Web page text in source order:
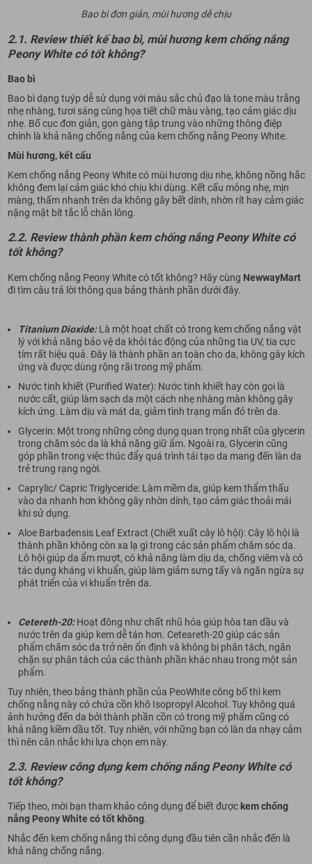
Bao bì đơn giản, mùi hương dễ chịu
2.1. Review thiết kế bao bì, mùi hương kem chống nắng
Peony White có tốt không?
Bao bì
Bao bì dạng tuýp dễ sử dụng với màu sắc chủ đạo là tone màu trắng
nhẹ nhàng, tươi sáng cùng họa tiết chữ màu vàng, tạo cảm giác dịu
nhẹ. Bố cục đơn giản, gọn gàng tập trung vào những thông điệp
chính là khả năng chống nắng của kem chống nắng Peony White.
Mùi hương, kết cấu
Kem chống nắng Peony White có mùi hương dịu nhẹ, không nồng hắc
không đem lại cảm giác khó chịu khi dùng. Kết cấu mỏng nhẹ, mịn
màng, thấm nhanh trên da không gây bết dính, nhờn rít hay cảm giác
nặng mặt bít tắc lỗ chân lông.
2.2. Review thành phần kem chống nắng Peony White có
tốt không?
Kem chống nắng Peony White có tốt không? Hãy cùng NewwayMart
đi tìm câu trả lời thông qua bảng thành phần dưới đây.
Titanium Dioxide:Là một hoạt chất có trong kem chống nắng vật
lý với khả năng bảo vệ da khỏi tác động của những tia UV, tia cực
tím rất hiệu quả. Đây là thành phần an toàn cho da, không gây kích
ứng và được dùng rộng rãi trong mỹ phẩm.
Nước tinh khiết (Purified Water): Nước tinh khiết hay còn gọi là
nước cất, giúp làm sạch da một cách nhẹ nhàng màn không gây
kích ứng. Làm dịu và mát da, giảm tình trạng mẩn đỏ trên da.
Glycerin: Một trong những công dụng quan trọng nhất của glycerin
trong chăm sóc da là khả năng giữ ẩm. Ngoài ra, Glycerin cũng
góp phần trong việc thúc đẩy quá trình tái tạo da mang đến làn da
trẻ trung rạng ngời.
Caprylic/ Capric Triglyceride: Làm mềm da, giúp kem thẩm thấu
vào da nhanh hơn không gây nhờn dính, tạo cảm giác thoải mái
khi sử dụng.
Aloe Barbadensis Leaf Extract (Chiết xuất cây lô hội): Cây lô hội là
thành phần không còn xa lạ gì trong các sản phẩm chăm sóc da.
Lô hội giúp da ẩm mượt, có khả năng làm dịu da, chống viêmvà có
tác dụng kháng vi khuẩn, giúp làm giảm sưng tấy và ngăn ngừa sự
phát triển của vi khuẩn trên da.
Cetereth-20: Hoạt đông như chất nhũ hóa giúp hòa tan dầu và
nước trên da giúp kem dễ tán hơn. Ceteareth-20 giúp các sản
phẩm chăm sóc da trở nên ổn định và không bị phân tách, ngăn
chặn sự phân tách của các thành phần khác nhau trong một sản
phẩm.
Tuy nhiên, theo bảng thành phần của PeoWhite công bố thì kem
chống nắng này có chứa cồn khô Isopropyl Alcohol. Tuy không quá
ảnh hưởng đến da bởi thành phần cồn có trong mỹ phẩm cũng có
khả năng kiềm dầu tốt. Tuy nhiên, với những bạn có làn da nhạy cảm
thì nên cân nhắc khi lựa chọn em này.
2.3. Review công dụng kem chống nắng Peony White có
tốt không?
Tiếp theo, mời bạn tham khảo công dụng để biết được kem chống
nắng Peony White có tốt không.
Nhắc đến kem chống nắng thì công dụng đầu tiên cần nhắc đến là
khả năng chống nắng.